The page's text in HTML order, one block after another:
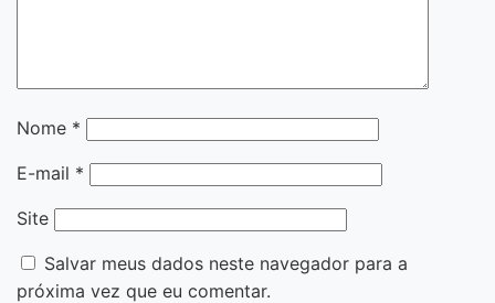
Nome *
E-mail *
Site
Salvar meus dados neste navegador para a
próxima vez que eu comentar.